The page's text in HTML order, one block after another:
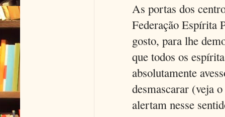
As portas dos
Federação Espírita
gosto, para lhe
que todos os
absolutamente
desmascarar (veja
alertam nesse